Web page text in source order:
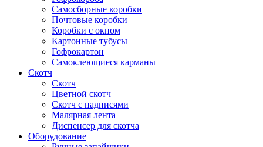
Самосборные коробки
Почтовые коробки
Коробки с окном
Картонные тубусы
Гофрокартон
Самоклеющиеся карманы
Скотч
Скотч
Цветной скотч
Скотч с надписями
Малярная лента
Диспенсер для скотча
Оборудование